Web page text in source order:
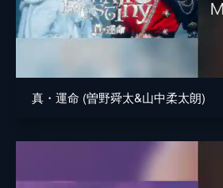
真・運命 (曽野舜太&山中柔太朗)